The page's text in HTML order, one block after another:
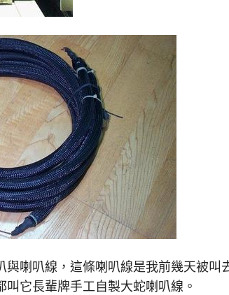
與喇叭線，這條喇叭線是我前幾天被叫
它長輩牌手工自製大蛇喇叭線。